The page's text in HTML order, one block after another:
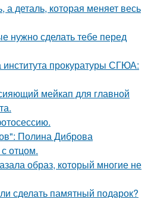
а деталь, которая меняет весь
нужно сделать тебе перед
прокуратуры СГЮА:
мейкап для главной
Полина Диброва
отцом.
образ, который многие не
сделать памятный подарок?